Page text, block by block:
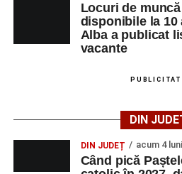
Locuri de
disponibile la 10
Alba a publicat
vacante
DIN
DIN JUDEȚ acum 4 luni
Când pică